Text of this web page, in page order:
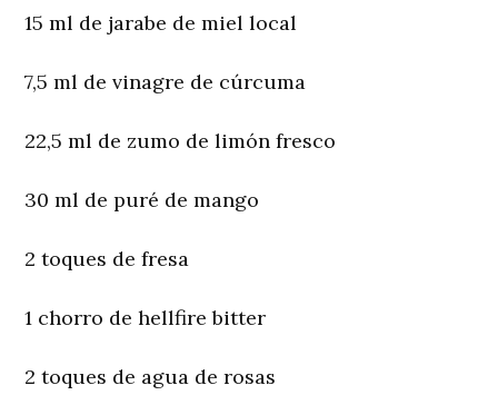
15 ml de jarabe de miel local
7,5 ml de vinagre de cúrcuma
22,5 ml de zumo de limón fresco
30 ml de puré de mango
2 toques de fresa
1 chorro de hellfire bitter
2 toques de agua de rosas